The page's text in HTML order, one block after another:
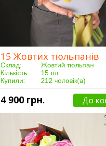
15 Жовтих тюльпанів
Склад:
Жовтий тюльпан
Кількість:
15 шт.
Купили:
212 чоловік(а)
4 900 грн. До